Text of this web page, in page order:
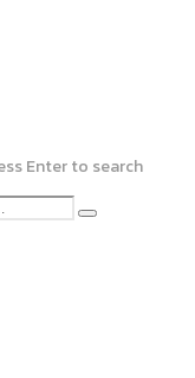
Enter to search